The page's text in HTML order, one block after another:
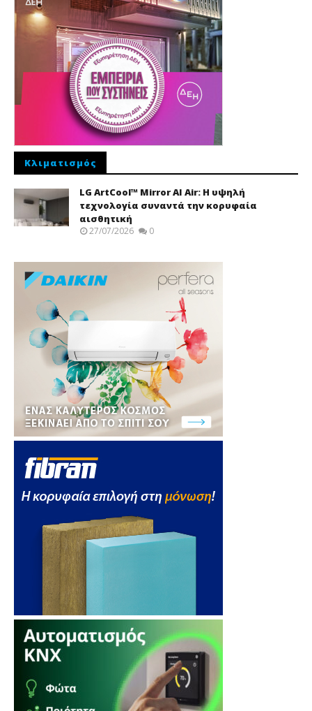
Κλιματισμός
LG ArtCool™ Mirror AI Air: Η υψηλή
τεχνολογία συναντά την κορυφαία
αισθητική
27/07/2026 0